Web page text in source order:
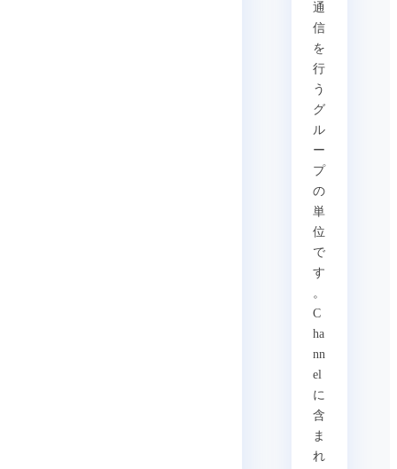
通
信
を
行
う
グ
ル
ー
プ
の
単
位
で
す
。
C
ha
nn
el
に
含
ま
れ